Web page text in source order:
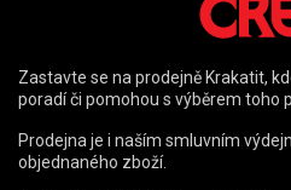
Zastavte se na prodejně Krakatit,
poradí či pomohou s výběrem toho
Prodejna je i naším smluvním
objednaného zboží.